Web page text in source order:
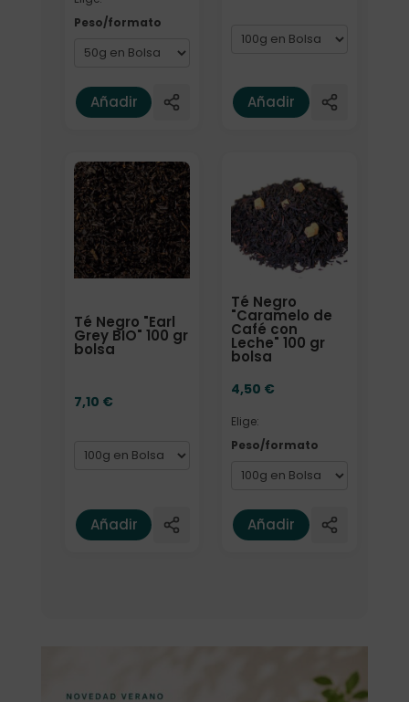
Peso/formato
Añadir Añadir
Té Negro "Earl
Grey BIO" 100 gr
bolsa
7,10 €
Formato
Añadir
Té Negro
"Caramelo de
Café con
Leche" 100 gr
bolsa
4,50 €
Elige:
Peso/formato
Añadir